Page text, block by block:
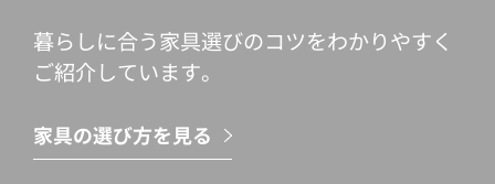
暮らしに合う家具選びのコツをわかりやすく
ご紹介しています。
家具の選び方を見る